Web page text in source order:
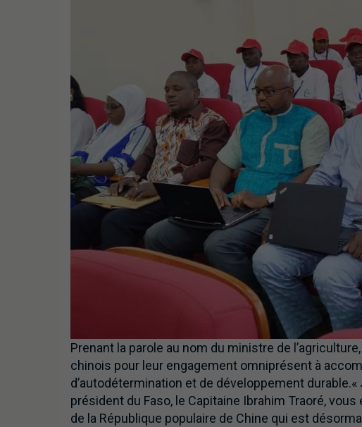
Prenant la parole au nom du ministre de
chinois pour leur engagement omniprésent à
d’autodétermination et de développement
président du Faso, le Capitaine Ibrahim Traoré,
de la République populaire de Chine qui est